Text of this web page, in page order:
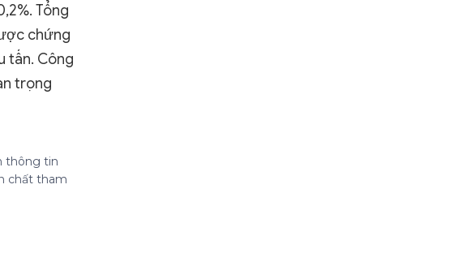
Tổng
chứng
tấn. Công
trọng
thông tin
chất tham